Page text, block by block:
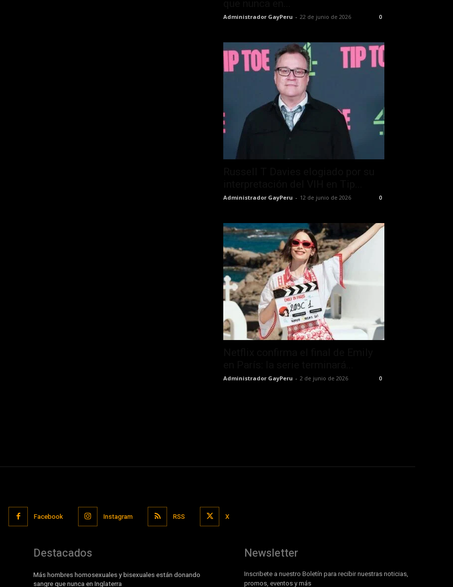
Administrador GayPeru - 22 de junio de 2026 0
Administrador GayPeru - 12 de junio de 2026 0
Administrador GayPeru - 2 de junio de 2026 0
Facebook Instagram RSS X
Destacados
Más hombres homosexuales y bisexuales están donando
sangre que nunca en Inglaterra
Newsletter
Inscribete a nuestro Boletín para recibir nuestras noticias,
promos, eventos y más